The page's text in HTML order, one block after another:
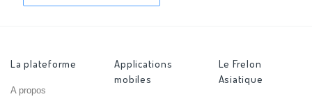
La plateforme
A propos
Applications
mobiles
Le Frelon
Asiatique